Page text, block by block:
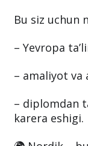
Bu siz uchun
– Yevropa
– amaliyot va
– diplomdan
karera eshigi.